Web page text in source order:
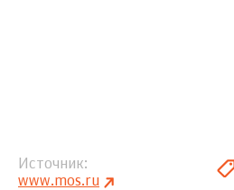
Источник
www.mos.ru